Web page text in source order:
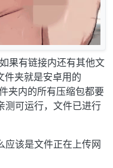
果有链接内还有其他文
件夹就是安卓用的
夹内的所有压缩包都要
测可运行，文件已进行
应该是文件正在上传网